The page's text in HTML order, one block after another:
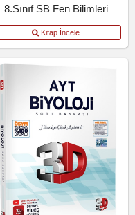
8.Sınıf SB Fen Bilimleri
Kitap İncele